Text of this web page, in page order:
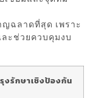
ญฉลาดที่สุด เพราะ
ะช่วยควบคุมงบ
งรักษาเชิงป้องกัน